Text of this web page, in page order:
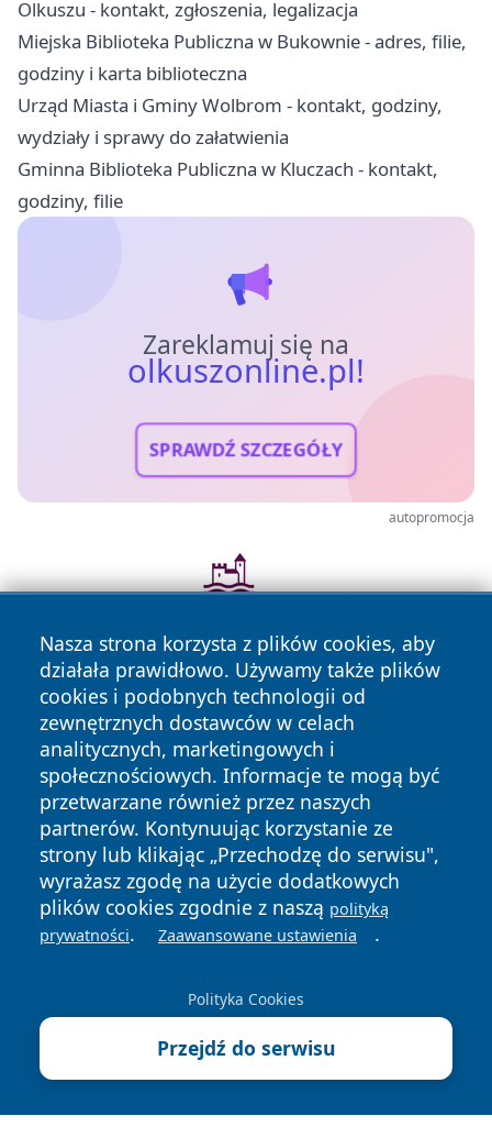
Olkuszu - kontakt, zgłoszenia, legalizacja
Miejska Biblioteka Publiczna w Bukownie - adres, filie,
godziny i karta biblioteczna
Urząd Miasta i Gminy Wolbrom - kontakt, godziny,
wydziały i sprawy do załatwienia
Gminna Biblioteka Publiczna w Kluczach - kontakt,
godziny, filie
Zareklamuj się na
olkuszonline.pl!
SPRAWDŹ SZCZEGÓŁY
autopromocja
Nasza strona korzysta z plików cookies, aby
działała prawidłowo. Używamy także plików
cookies i podobnych technologii od
zewnętrznych dostawców w celach
analitycznych, marketingowych i
społecznościowych. Informacje te mogą być
przetwarzane również przez naszych
partnerów. Kontynuując korzystanie ze
strony lub klikając „Przechodzę do serwisu",
wyrażasz zgodę na użycie dodatkowych
plików cookies zgodnie z naszą polityką
prywatności. Zaawansowane ustawienia .
Polityka Cookies
Przejdź do serwisu
Copyright © 2026 olkuszonline.pl Wszystkie prawa
zastrzeżone.
News Autorzy
Polityka
Prywatności
Polityka
Cookies